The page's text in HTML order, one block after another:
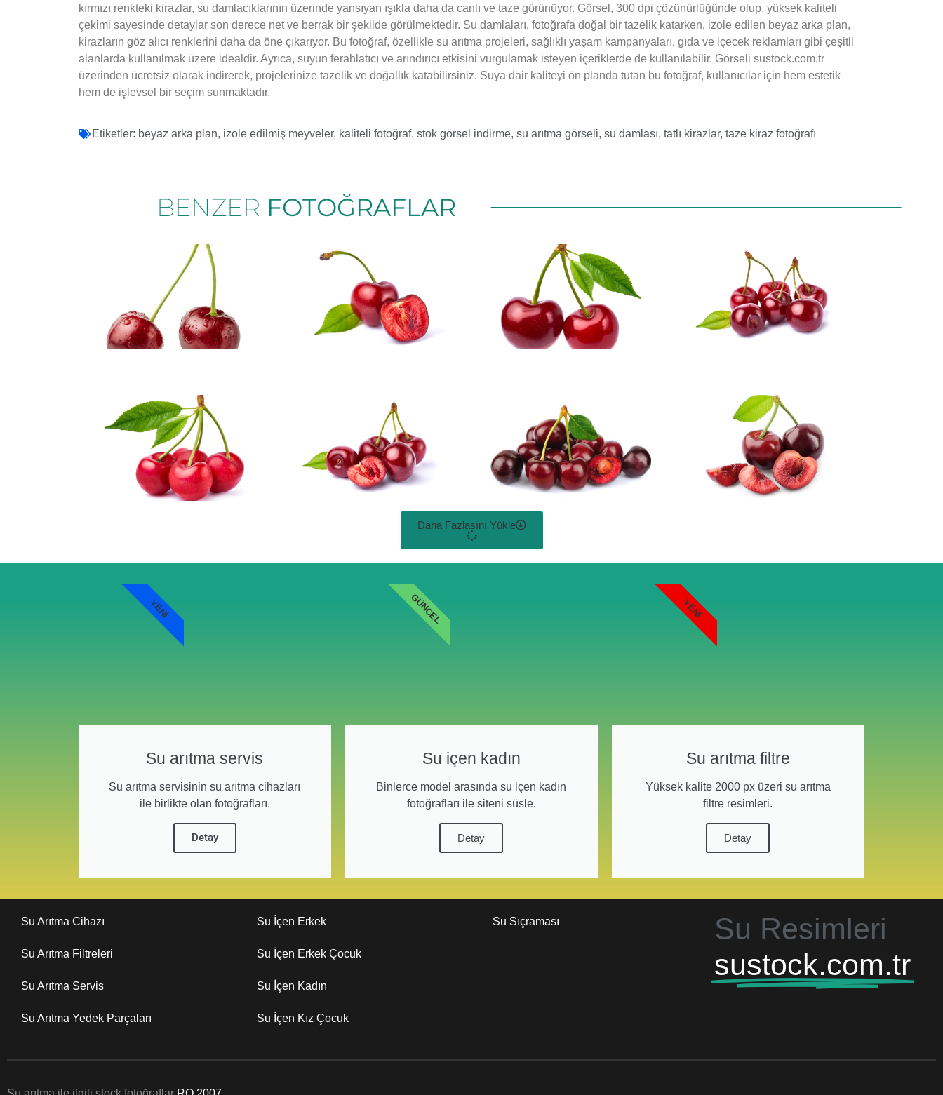
kırmızı renkteki kirazlar, su damlacıklarının üzerinde yansıyan ışıkla daha da canlı ve taze görünüyor. Görsel, 300 dpi çözünürlüğünde olup, yüksek kaliteli
çekimi sayesinde detaylar son derece net ve berrak bir şekilde görülmektedir. Su damlaları, fotoğrafa doğal bir tazelik katarken, izole edilen beyaz arka plan,
kirazların göz alıcı renklerini daha da öne çıkarıyor. Bu fotoğraf, özellikle su arıtma projeleri, sağlıklı yaşam kampanyaları, gıda ve içecek reklamları gibi çeşitli
alanlarda kullanılmak üzere idealdir. Ayrıca, suyun ferahlatıcı ve arındırıcı etkisini vurgulamak isteyen içeriklerde de kullanılabilir. Görseli sustock.com.tr
üzerinden ücretsiz olarak indirerek, projelerinize tazelik ve doğallık katabilirsiniz. Suya dair kaliteyi ön planda tutan bu fotoğraf, kullanıcılar için hem estetik
hem de işlevsel bir seçim sunmaktadır.
Etiketler: beyaz arka plan, izole edilmiş meyveler, kaliteli fotoğraf, stok görsel indirme, su arıtma görseli, su damlası, tatlı kirazlar, taze kiraz fotoğrafı
BENZER FOTOĞRAFLAR
Daha Fazlasını Yükle
Su arıtma servis
Su arıtma servisinin su arıtma cihazları
ile birlikte olan fotoğrafları.
Detay
YENI
Su içen kadın
Binlerce model arasında su içen kadın
fotoğrafları ile siteni süsle.
Detay
GÜNCEL
Su arıtma filtre
Yüksek kalite 2000 px üzeri su arıtma
filtre resimleri.
Detay
YENI
Su Arıtma Cihazı
Su Arıtma Filtreleri
Su Arıtma Servis
Su Arıtma Yedek Parçaları
Su İçen Erkek
Su İçen Erkek Çocuk
Su İçen Kadın
Su İçen Kız Çocuk
Su Sıçraması
Su Resimleri
sustock.com.tr